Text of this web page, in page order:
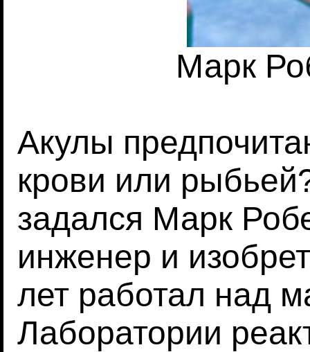
Марк
Акулы
крови или
задался Марк
инженер и
лет работал над
Лаборатории